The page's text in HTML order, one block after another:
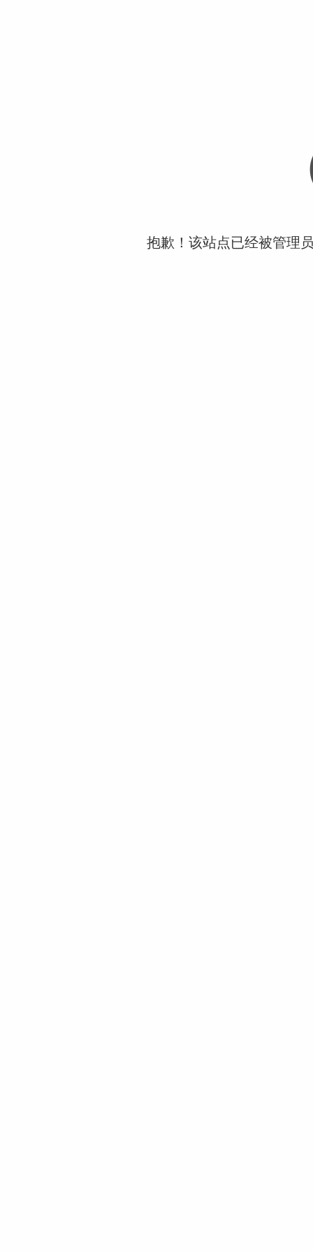
抱歉！该站点已经被管理